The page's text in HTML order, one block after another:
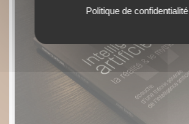
Politique de confidentialité